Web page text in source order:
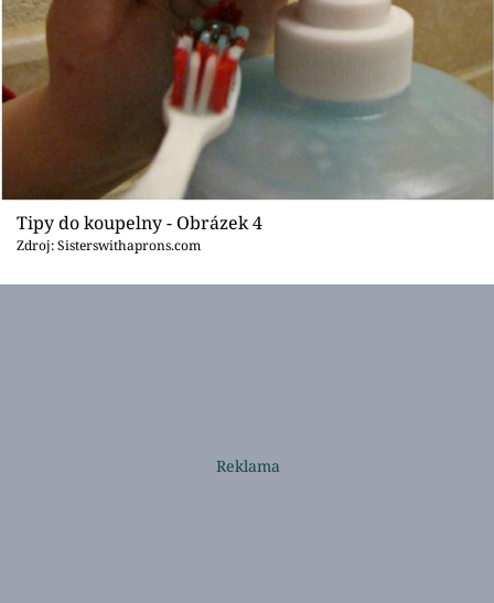
Tipy do koupelny - Obrázek 4
Zdroj: Sisterswithaprons.com